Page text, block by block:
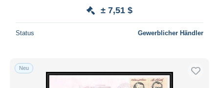
± 7,51 $
Status Gewerblicher Händler
Neu